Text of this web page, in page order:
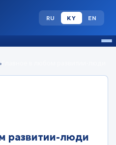
RU KY EN
развитии-люди